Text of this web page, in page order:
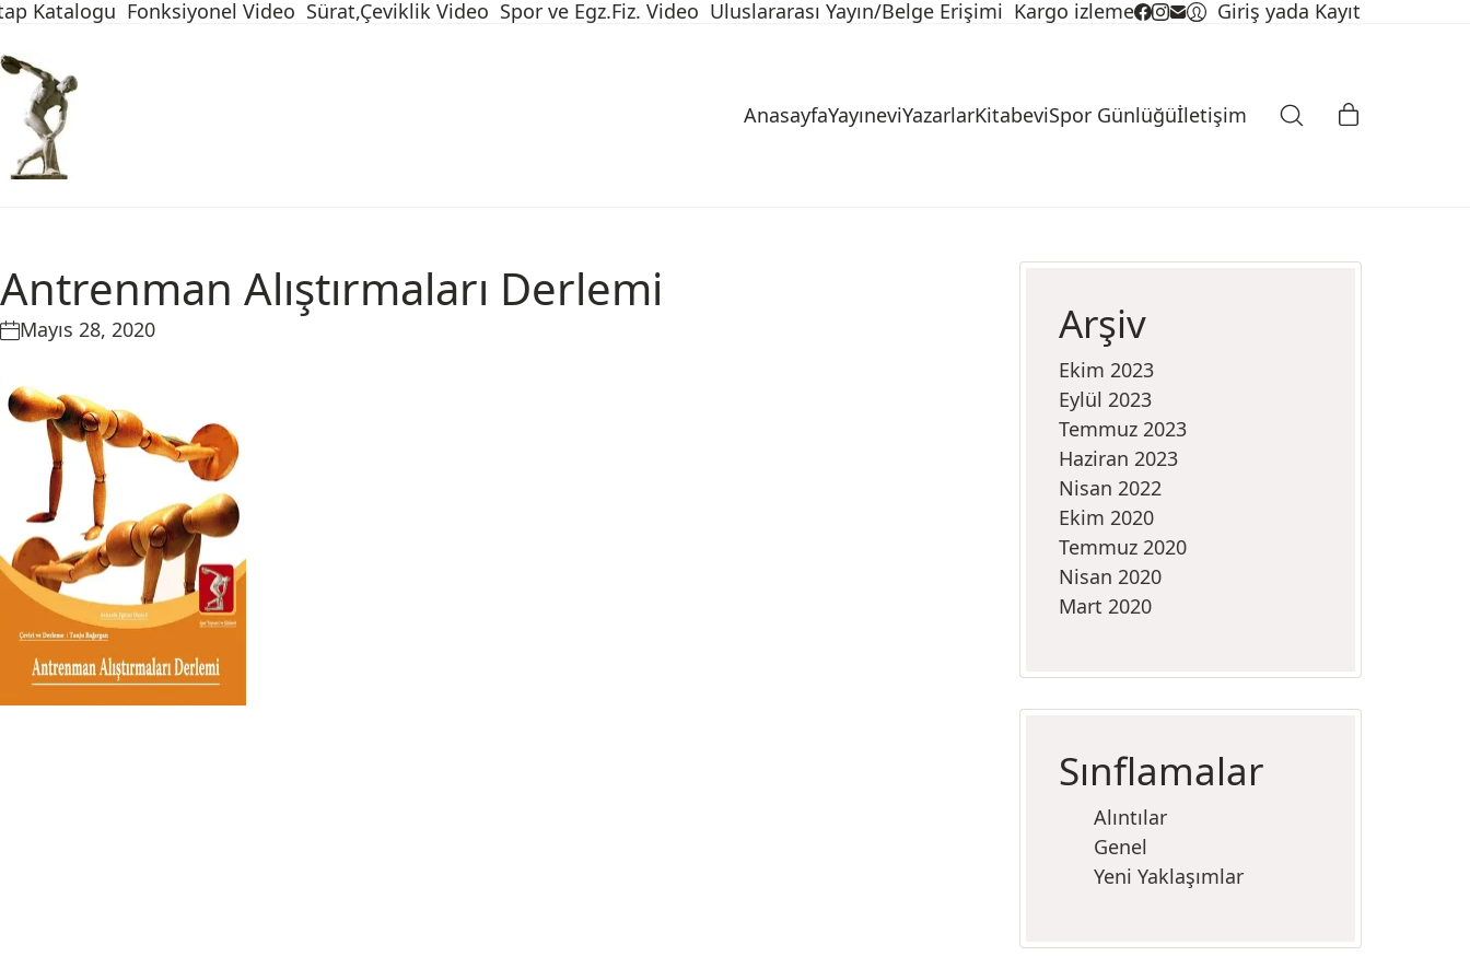
Katalogu Fonksiyonel Video Sürat,Çeviklik Video Spor ve Egz.Fiz. Video Uluslararası Yayın/Belge Erişimi Kargo izleme Giriş yada Kayıt
AnasayfaYayıneviYazarlarKitabeviSpor Günlüğüİletişim
Antrenman Alıştırmaları Derlemi
Mayıs 28, 2020 Arşiv
Ekim 2023
Eylül 2023
Temmuz 2023
Haziran 2023
Nisan 2022
Ekim 2020
Temmuz 2020
Nisan 2020
Mart 2020
Sınflamalar
Alıntılar
Genel
Yeni Yaklaşımlar